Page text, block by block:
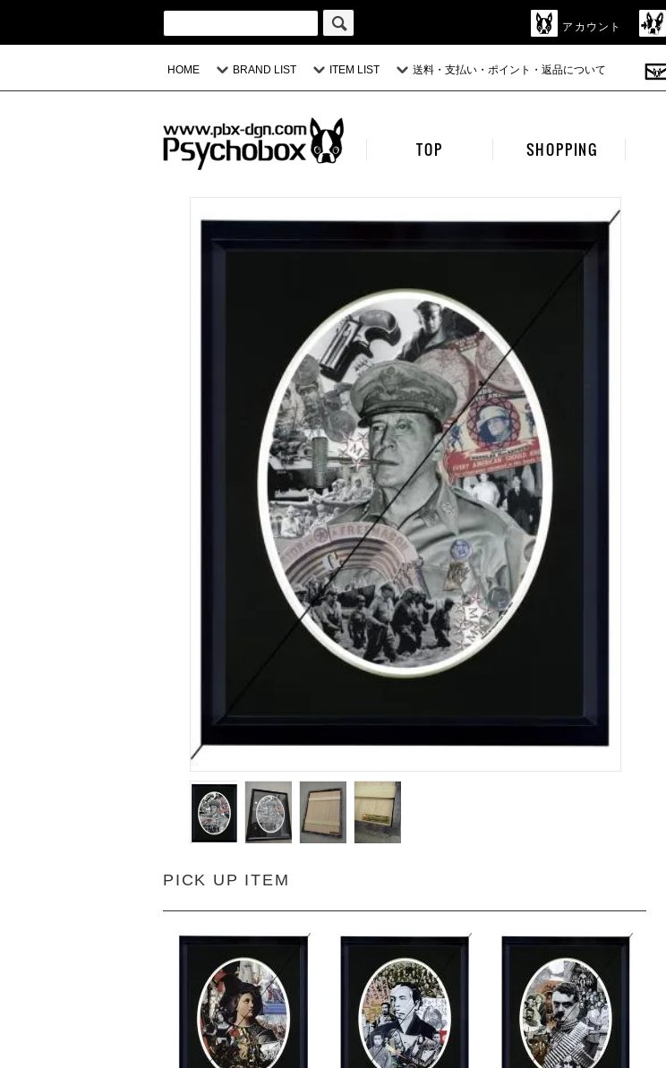
アカウント
HOME BRAND LIST ITEM LIST 送料・支払い・ポイント・返品について
TOP SHOPPING
PICK UP ITEM